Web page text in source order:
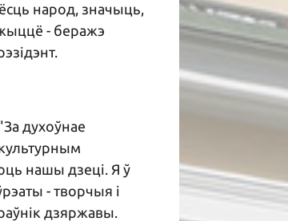
народ, значыць,
жыццё - беражэ
духоўнае
нашы дзеці. Я ў
- творчыя і
дзяржавы.